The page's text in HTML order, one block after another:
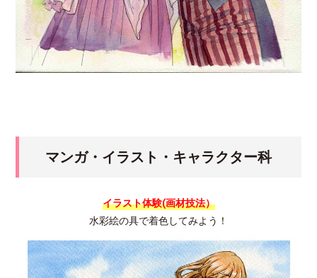
マンガ・イラスト・キャラクター科
イラスト体験(画材技法）
水彩絵の具で着色してみよう！